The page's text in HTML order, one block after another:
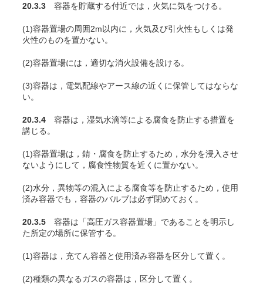
20.3.3 容器を貯蔵する付近では，火気に気をつける。
(1)容器置場の周囲2m以内に，火気及び引火性もしくは発
火性のものを置かない。
(2)容器置場には，適切な消火設備を設ける。
(3)容器は，電気配線やアース線の近くに保管してはならな
い。
20.3.4 容器は，湿気水滴等による腐食を防止する措置を
講じる。
(1)容器置場は，錆・腐食を防止するため，水分を浸入させ
ないようにして，腐食性物質を近くに置かない。
(2)水分，異物等の混入による腐食等を防止するため，使用
済み容器でも，容器のバルブは必ず閉めておく。
20.3.5 容器は「高圧ガス容器置場」であることを明示し
た所定の場所に保管する。
(1)容器は，充てん容器と使用済み容器を区分して置く。
(2)種類の異なるガスの容器は，区分して置く。